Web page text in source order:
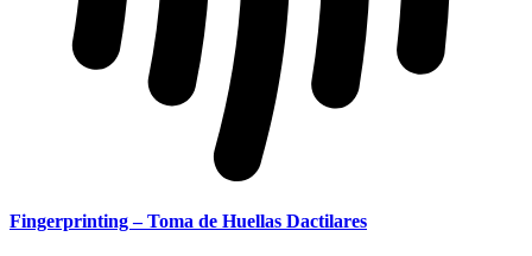
Fingerprinting – Toma de Huellas Dactilares